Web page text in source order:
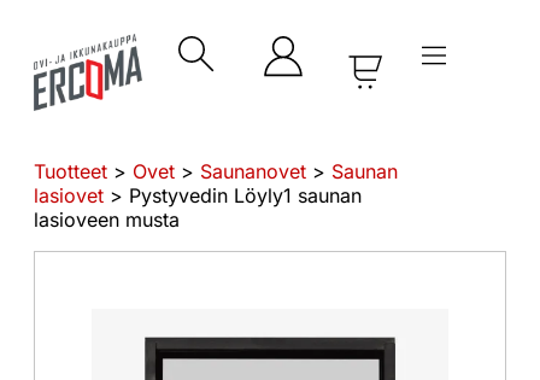
Tuotteet > Ovet > Saunanovet > Saunan
lasiovet > Pystyvedin Löyly1 saunan
lasioveen musta